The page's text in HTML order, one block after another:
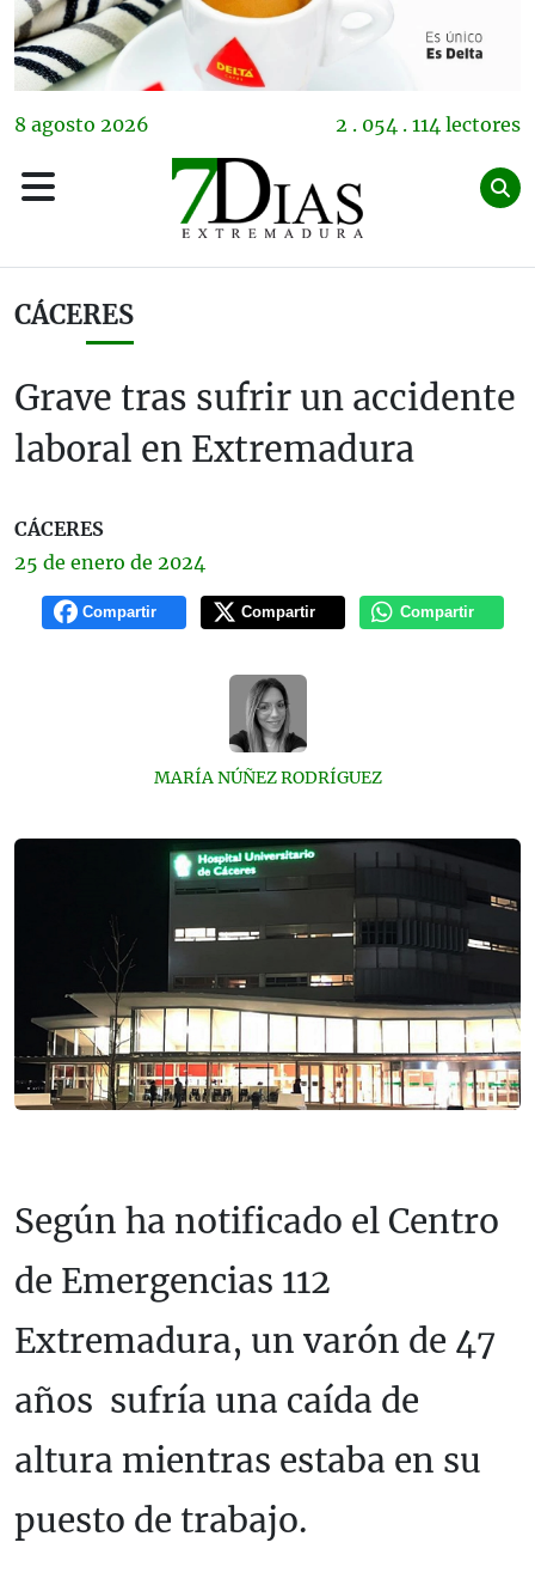
8 agosto 2026 2 . 054 . 114 lectores
CÁCERES
Grave tras sufrir un accidente
laboral en Extremadura
CÁCERES
25 de enero de 2024
Compartir Compartir Compartir
MARÍA NÚÑEZ RODRÍGUEZ
Según ha notificado el Centro
de Emergencias 112
Extremadura, un varón de 47
años sufría una caída de
altura mientras estaba en su
puesto de trabajo.